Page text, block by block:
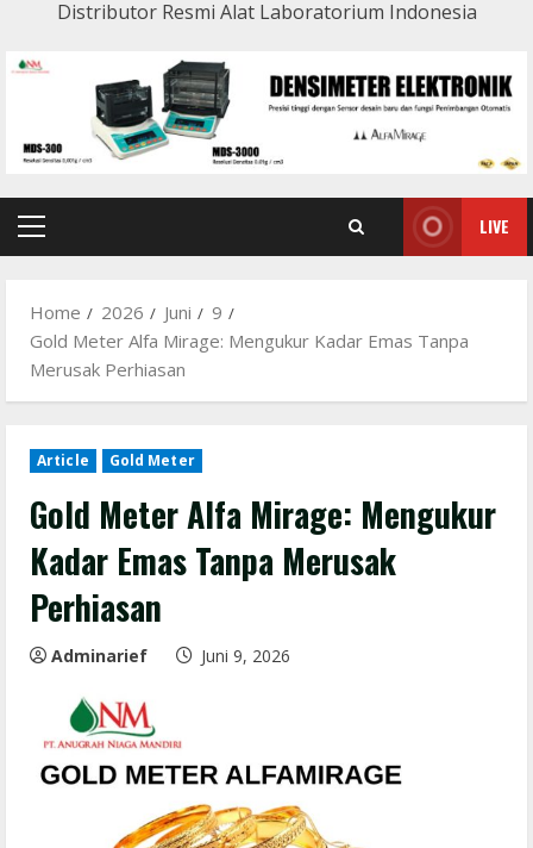
Distributor Resmi Alat Laboratorium Indonesia
Primary
LIVE
Home 2026 Juni
9
Gold Meter Alfa Mirage: Mengukur Kadar Emas Tanpa
Merusak Perhiasan
Article Gold Meter
Gold Meter Alfa Mirage: Mengukur
Kadar Emas Tanpa Merusak
Perhiasan
Adminarief Juni 9, 2026